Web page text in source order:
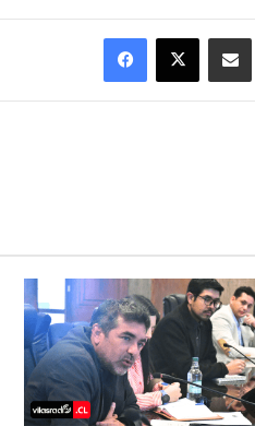
Facebook
X